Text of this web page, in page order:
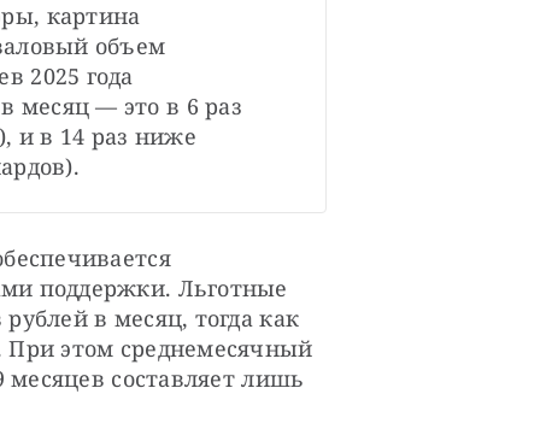
картина
объем
2025 года
месяц — это в 6 раз
и в 14 раз ниже
поддержки. Льготные
в месяц, тогда как
этом среднемесячный
месяцев составляет лишь